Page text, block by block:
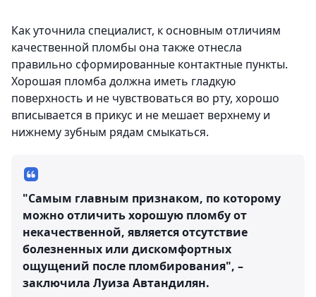
Как уточнила специалист, к основным отличиям
качественной пломбы она также отнесла
правильно сформированные контактные пункты.
Хорошая пломба должна иметь гладкую
поверхность и не чувствоваться во рту, хорошо
вписывается в прикус и не мешает верхнему и
нижнему зубным рядам смыкаться.
"Самым главным признаком, по которому
можно отличить хорошую пломбу от
некачественной, является отсутствие
болезненных или дискомфортных
ощущений после пломбирования", –
заключила Луиза Автандилян.